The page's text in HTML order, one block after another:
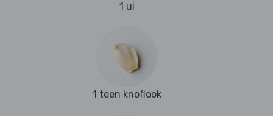
1 ui
1 teen knoflook